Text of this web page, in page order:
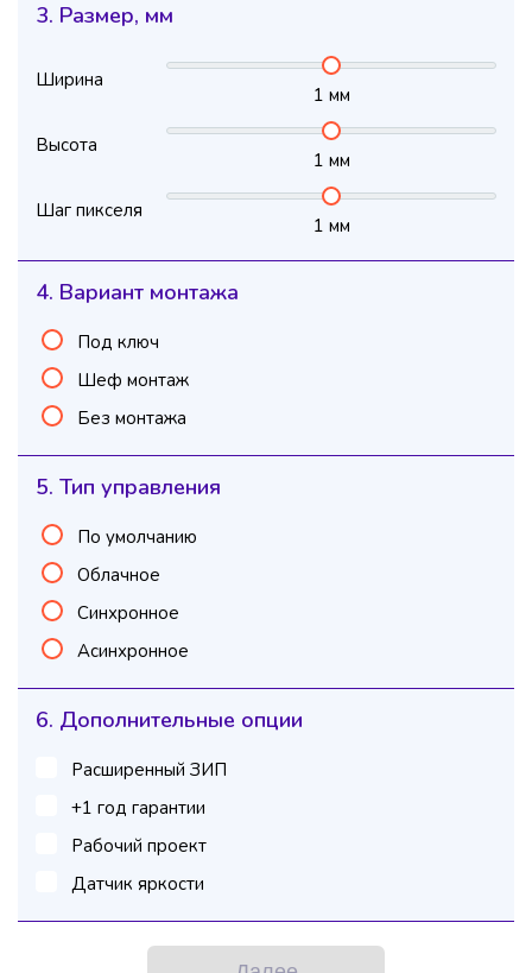
3. Размер, мм
Ширина
1 мм
Высота
1 мм
Шаг пикселя
1 мм
4. Вариант монтажа
Под ключ
Шеф монтаж
Без монтажа
5. Тип управления
По умолчанию
Облачное
Синхронное
Асинхронное
6. Дополнительные опции
Расширенный ЗИП
+1 год гарантии
Рабочий проект
Датчик яркости